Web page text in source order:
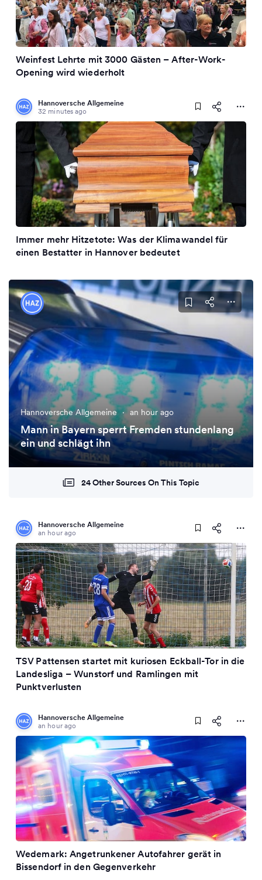
Weinfest Lehrte mit 3000 Gästen – After-Work-
Opening wird wiederholt
Hannoversche Allgemeine
32 minutes ago
Immer mehr Hitzetote: Was der Klimawandel für
einen Bestatter in Hannover bedeutet
Hannoversche Allgemeine · an hour ago
Mann in Bayern sperrt Fremden stundenlang
ein und schlägt ihn
24 Other Sources On This Topic
Hannoversche Allgemeine
an hour ago
TSV Pattensen startet mit kuriosen Eckball-Tor in die
Landesliga – Wunstorf und Ramlingen mit
Punktverlusten
Hannoversche Allgemeine
an hour ago
Wedemark: Angetrunkener Autofahrer gerät in
Bissendorf in den Gegenverkehr